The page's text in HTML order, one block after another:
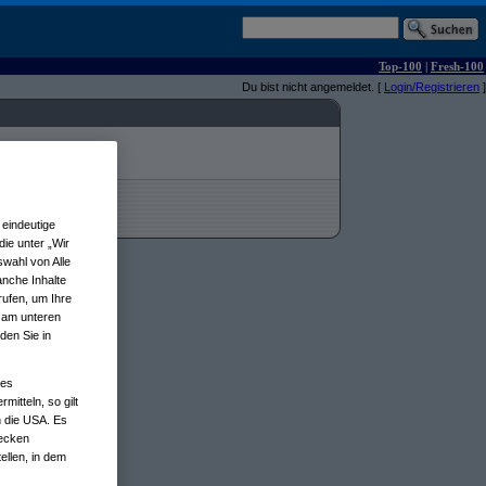
Top-100 | Fresh-100
Du bist nicht angemeldet. [ Login/Registrieren ]
unter „Wir
von Alle
Inhalte
um Ihre
unteren
Sie in
so gilt
die USA. Es
in dem